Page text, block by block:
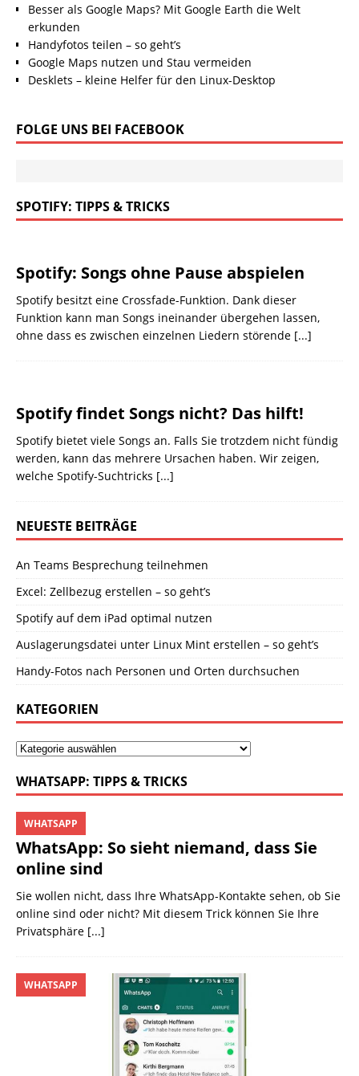
Besser als Google Maps? Mit Google Earth die Welt
erkunden
Handyfotos teilen – so geht’s
Google Maps nutzen und Stau vermeiden
Desklets – kleine Helfer für den Linux-Desktop
FOLGE UNS BEI FACEBOOK
SPOTIFY: TIPPS & TRICKS
Spotify: Songs ohne Pause abspielen
Spotify besitzt eine Crossfade-Funktion. Dank dieser
Funktion kann man Songs ineinander übergehen lassen,
ohne dass es zwischen einzelnen Liedern störende [...]
Spotify findet Songs nicht? Das hilft!
Spotify bietet viele Songs an. Falls Sie trotzdem nicht fündig
werden, kann das mehrere Ursachen haben. Wir zeigen,
welche Spotify-Suchtricks [...]
NEUESTE BEITRÄGE
An Teams Besprechung teilnehmen
Excel: Zellbezug erstellen – so geht’s
Spotify auf dem iPad optimal nutzen
Auslagerungsdatei unter Linux Mint erstellen – so geht’s
Handy-Fotos nach Personen und Orten durchsuchen
KATEGORIEN
WHATSAPP: TIPPS & TRICKS
WhatsApp: So sieht niemand, dass Sie
online sind
WHATSAPP
Sie wollen nicht, dass Ihre WhatsApp-Kontakte sehen, ob Sie
online sind oder nicht? Mit diesem Trick können Sie Ihre
Privatsphäre [...]
WHATSAPP